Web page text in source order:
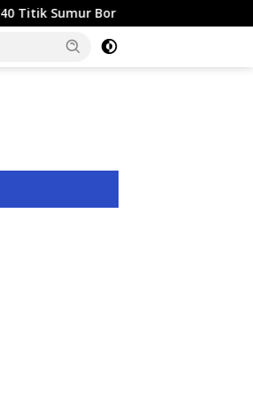
Warga Pascabanjir di Langsa